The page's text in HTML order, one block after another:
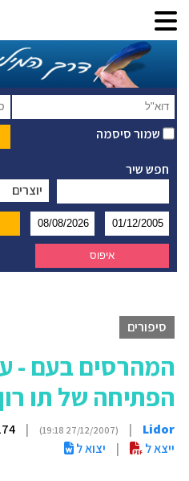
שמור סיסמה
חפש שיר
יוצרים
סיפורים
המהרסים בעם -
הפתיחה של תו
Lidor
|
(27/12/2007 19:18)
|
274
ייצא ל
| יצוא ל